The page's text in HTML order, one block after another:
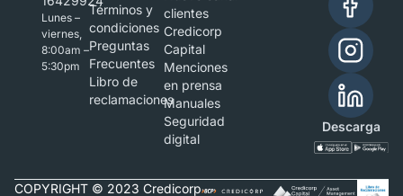
Lunes –
viernes,
8:00am –
5:30pm
Términos y
condiciones
Preguntas
Frecuentes
Libro de
reclamaciones
clientes
Credicorp
Capital
Menciones
en prensa
Manuales
Seguridad
digital
Descarga
COPYRIGHT © 2023 Credicorp